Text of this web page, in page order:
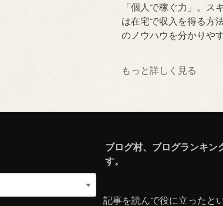
「個人で稼ぐ力」。ス
は在宅で収入を得る方
のノウハウを分かりや
もっと詳しく見る
ブログ村、ブログランキン
す。
記事を読んで役に立ったと